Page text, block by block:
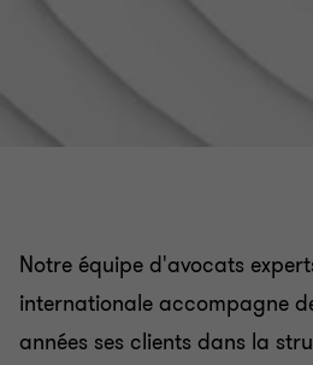
Notre équipe d'avocats
internationale accompagne
années ses clients dans la